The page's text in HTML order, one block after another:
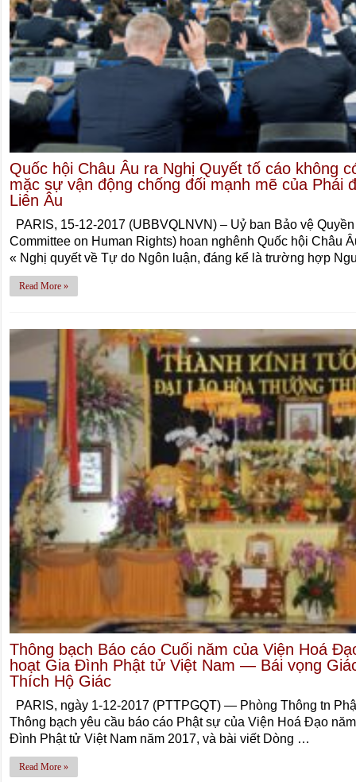
Quốc hội Châu Âu ra Nghị Quyết tố cáo không
mặc sự vận động chống đối mạnh mẽ của Phái
Liên Âu
PARIS, 15-12-2017 (UBBVQLNVN) – Uỷ ban Bảo vệ
Committee on Human Rights) hoan nghênh Quốc hội Châu
« Nghị quyết về Tự do Ngôn luận, đáng kể là trường hợp
Read More »
Thông bạch Báo cáo Cuối năm của Viện Hoá
hoạt Gia Đình Phật tử Việt Nam — Bái vọng
Thích Hộ Giác
PARIS, ngày 1-12-2017 (PTTPGQT) — Phòng Thông tn
Thông bạch yêu cầu báo cáo Phật sự của Viện Hoá Đạo
Đình Phật tử Việt Nam năm 2017, và bài viết Dòng …
Read More »